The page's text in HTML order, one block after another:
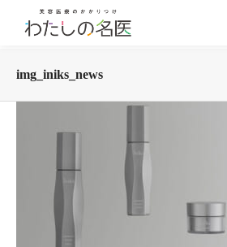
img_iniks_news